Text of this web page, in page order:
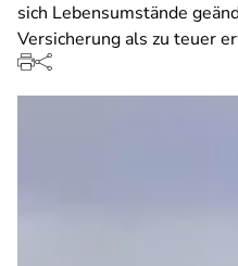
sich Lebensumstände
Versicherung als zu teuer